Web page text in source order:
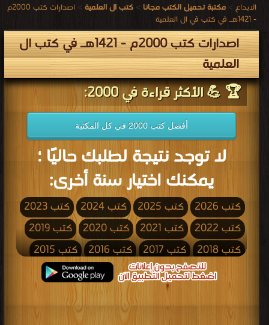
الابداع > مكتبة تحميل الكتب مجانا > كتب ال العلمية >
اصدارات كتب 2000م
- 1421هـ في كتب في ال العلمية
اصدارات كتب 2000م - 1421هـ في كتب ال
العلمية
🏆 💪 الأكثر قراءة في 2000:
أفضل كتب 2000 في كل المكتبة
لا توجد نتيجة لطلبك حاليًا ؛
يمكنك اختيار سنة أخرى:
كتب 2026 كتب 2025 كتب 2024
كتب 2023
كتب 2022
كتب 2021 كتب 2020
كتب 2019
كتب 2018
كتب 2017 كتب 2016
كتب 2015
كتب 2013 كتب 2012
كتب 2011
كتب 2009 كتب 2008
كتب 2006
كتب 2005 كتب 2004
كتب 2003